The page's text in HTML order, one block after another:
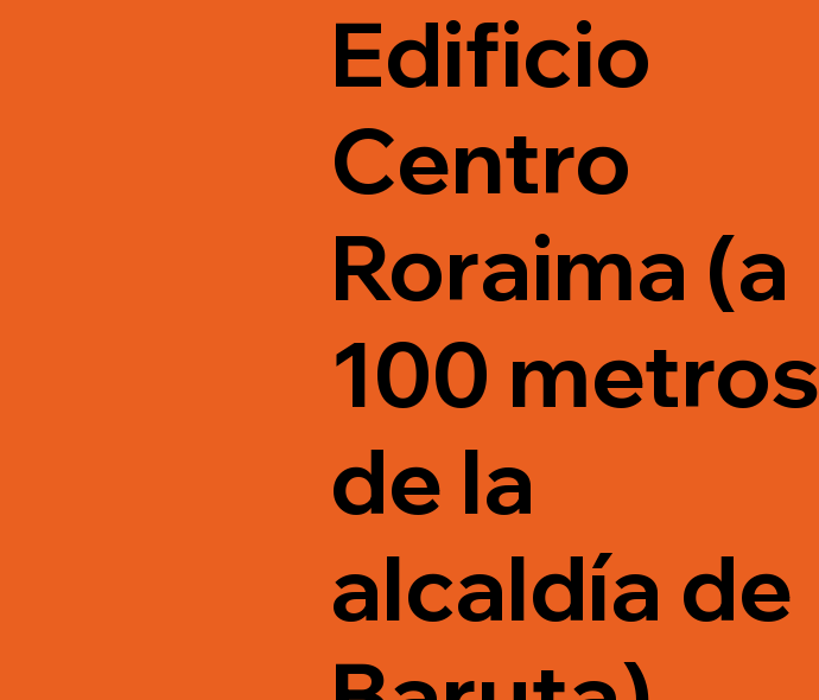
Edificio
Centro
Roraima (a
100 metros
de la
alcaldía de